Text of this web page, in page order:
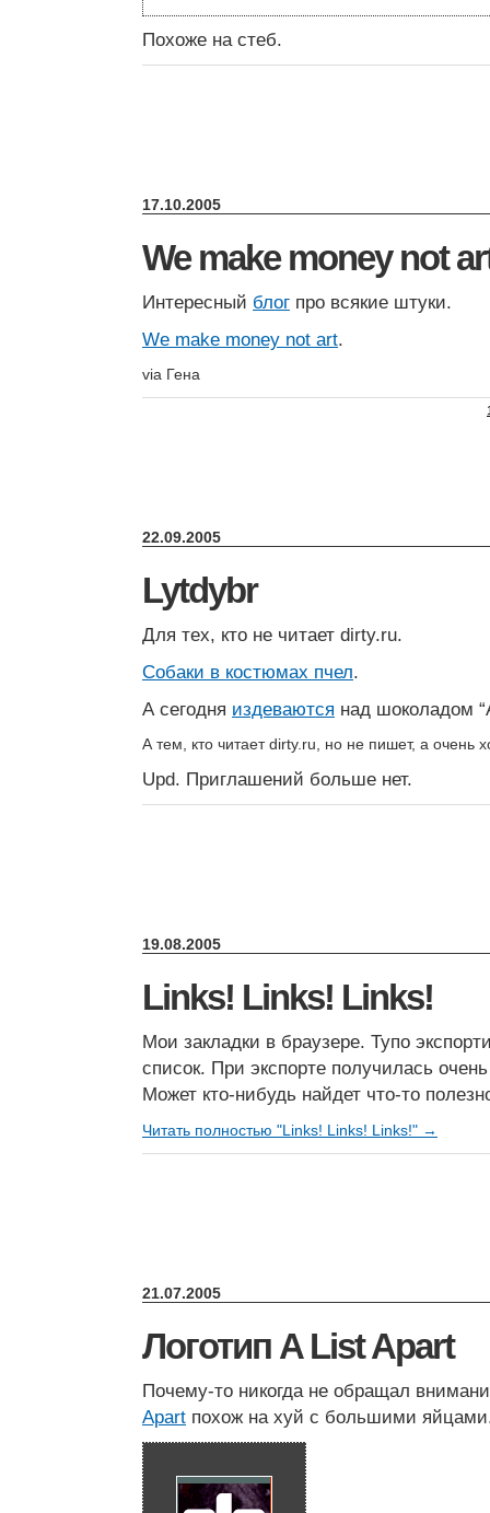
Похоже на стеб.
17.10.2005
We make money not
Интересный блог про всякие штуки.
We make money not art.
via Гена
22.09.2005
Lytdybr
Для тех, кто не читает dirty.ru.
Собаки в костюмах пчел.
А сегодня издеваются над шоколадом
А тем, кто читает dirty.ru, но не пишет, а очень
Upd. Приглашений больше нет.
19.08.2005
Links! Links! Links!
Мои закладки в браузере. Тупо
список. При экспорте получилась
Может кто-нибудь найдет что-то
Читать полностью "Links! Links! Links!" →
21.07.2005
Логотип A List Apart
Почему-то никогда не обращал
Apart похож на хуй с большими